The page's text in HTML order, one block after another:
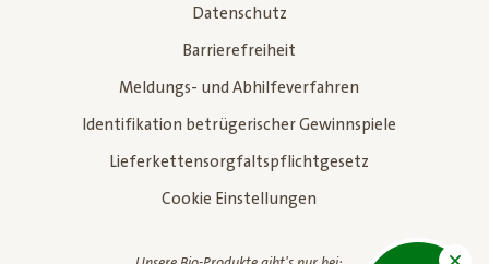
Datenschutz
Barrierefreiheit
Meldungs- und Abhilfeverfahren
Identifikation betrügerischer Gewinnspiele
Lieferkettensorgfaltspflichtgesetz
Cookie Einstellungen